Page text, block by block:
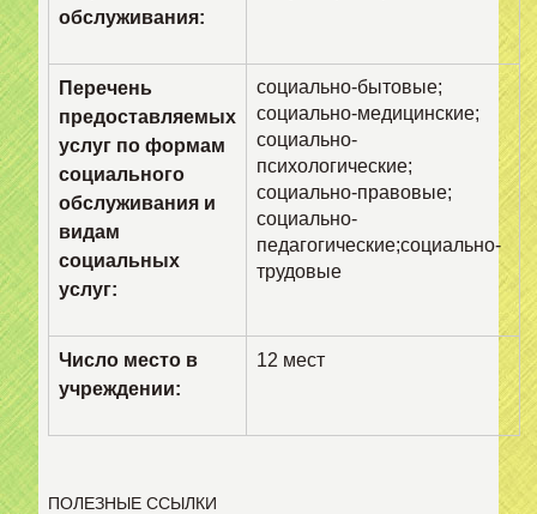
обслуживания:
Перечень
предоставляемых
услуг по формам
социального
обслуживания и
видам
социальных
услуг:
социально-бытовые;
социально-медицинские;
социально-
психологические;
социально-правовые;
социально-
педагогические;социально-
трудовые
Число место в
учреждении:
12 мест
ПОЛЕЗНЫЕ ССЫЛКИ